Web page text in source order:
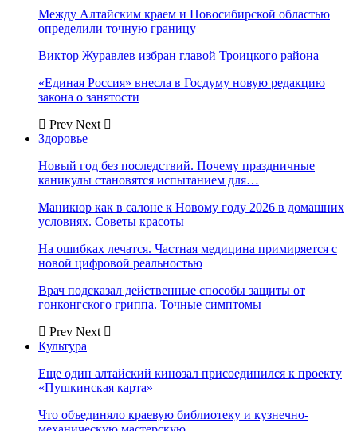
Между Алтайским краем и Новосибирской областью
определили точную границу
Виктор Журавлев избран главой Троицкого района
«Единая Россия» внесла в Госдуму новую редакцию
закона о занятости
Prev Next
Здоровье
Новый год без последствий. Почему праздничные
каникулы становятся испытанием для…
Маникюр как в салоне к Новому году 2026 в домашних
условиях. Советы красоты
На ошибках лечатся. Частная медицина примиряется с
новой цифровой реальностью
Врач подсказал действенные способы защиты от
гонконгского гриппа. Точные симптомы
Prev Next
Культура
Еще один алтайский кинозал присоединился к проекту
«Пушкинская карта»
Что объединяло краевую библиотеку и кузнечно-